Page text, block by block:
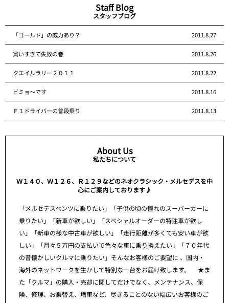
Staff Blog
スタッフブログ
「ゴールド」の威力あり？ 2011.8.27
買いすぎて失敗の巻 2011.8.26
クエイルラリー２０１１ 2011.8.22
ビミョ～です 2011.8.16
Ｆ１ドライバーの普段乗り 2011.8.13
About Us
私たちについて
Ｗ１４０、Ｗ１２６、Ｒ１２９などのネオクラシック・メルセデスを中
心にご案内しております♪
「メルセデスベンツに乗りたい」「子供の頃の憧れのスーパーカーに
乗りたい」「新車が欲しい」「スペシャルオーダーの特注車が欲し
い」「新車の様な中古車が欲しい」「走行距離が多くても安い車が欲
しい」「月々５万円の支払いで色々な車に乗り換えたい」「７０年代
の昔懐かしいクルマに乗りたい」そんなお客様のご要望に 、国内・
海外のネットワークを生かして特別な一台をお届け致します。 ★ま
た「クルマ」の購入・売却に関してだけでなく、メンテナンス、保
険、修理、お乗替え、増車など、尽きることのない幅広いお客様のご